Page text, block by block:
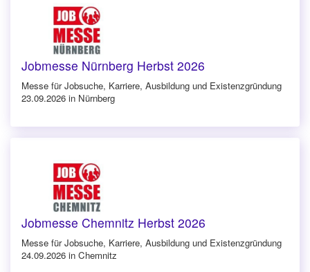
Jobmesse Nürnberg Herbst 2026
Messe für Jobsuche, Karriere, Ausbildung und Existenzgründung
23.09.2026 in Nürnberg
Jobmesse Chemnitz Herbst 2026
Messe für Jobsuche, Karriere, Ausbildung und Existenzgründung
24.09.2026 in Chemnitz